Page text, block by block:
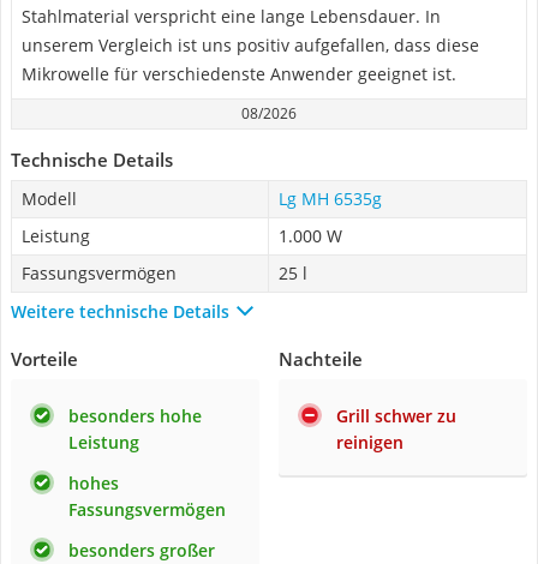
Stahlmaterial verspricht eine lange Lebensdauer. In
unserem Vergleich ist uns positiv aufgefallen, dass diese
Mikrowelle für verschiedenste Anwender geeignet ist.
08/2026
Technische Details
Modell
Lg MH 6535g
Leistung
1.000 W
Fassungsvermögen
25 l
Weitere technische Details
Vorteile
besonders hohe
Leistung
hohes
Fassungsvermögen
besonders großer
Nachteile
Grill schwer zu
reinigen